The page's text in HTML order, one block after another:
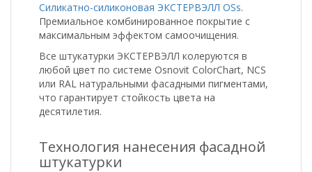
Силикатно-силиконовая ЭКСТЕРВЭЛЛ OSs.
Премиальное комбинированное покрытие с
максимальным эффектом самоочищения.
Все штукатурки ЭКСТЕРВЭЛЛ колеруются в
любой цвет по системе Osnovit ColorChart, NCS
или RAL натуральными фасадными пигментами,
что гарантирует стойкость цвета на
десятилетия.
Технология нанесения фасадной
штукатурки